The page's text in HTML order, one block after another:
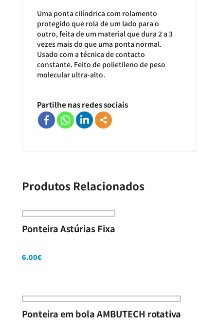
Uma ponta cilíndrica com rolamento
protegido que rola de um lado para o
outro, feita de um material que dura 2 a 3
vezes mais do que uma ponta normal.
Usado com a técnica de contacto
constante. Feito de polietileno de peso
molecular ultra-alto.
Partilhe nas redes sociais
Produtos Relacionados
Ponteira Astúrias Fixa
6.00€
Ponteira em bola AMBUTECH rotativa